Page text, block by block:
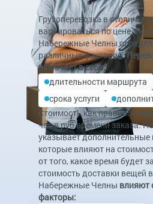
Грузоперевозка в
варьироваться по цене.
Набережные Челны
различных факторов.
включает в себя:
длительности маршрута
срока услуги
Стоимость как правило
час в руб времени заказа.
указывает
которые влияют на
от того, какое время будет
стоимость доставки вещей
Набережные Челны влияют
факторы: